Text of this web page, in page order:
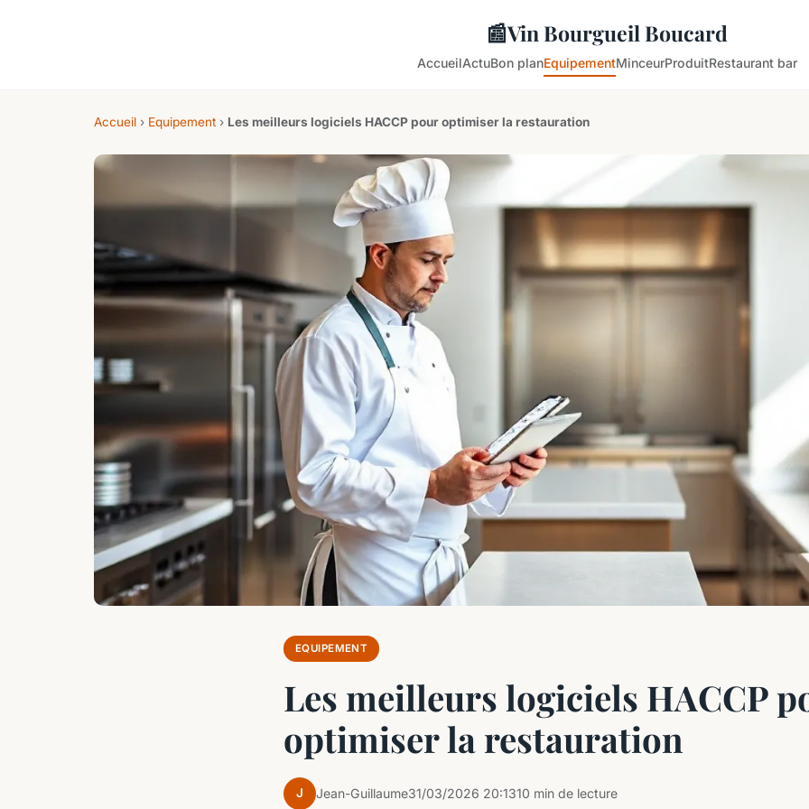
📰Vin Bourgueil Boucard
AccueilActuBon planEquipementMinceurProduitRestaurant bar
Accueil › Equipement › Les meilleurs logiciels HACCP pour optimiser la restauration
EQUIPEMENT
Les meilleurs logiciels HACCP
optimiser la restauration
J Jean-Guillaume31/03/2026 20:1310 min de lecture